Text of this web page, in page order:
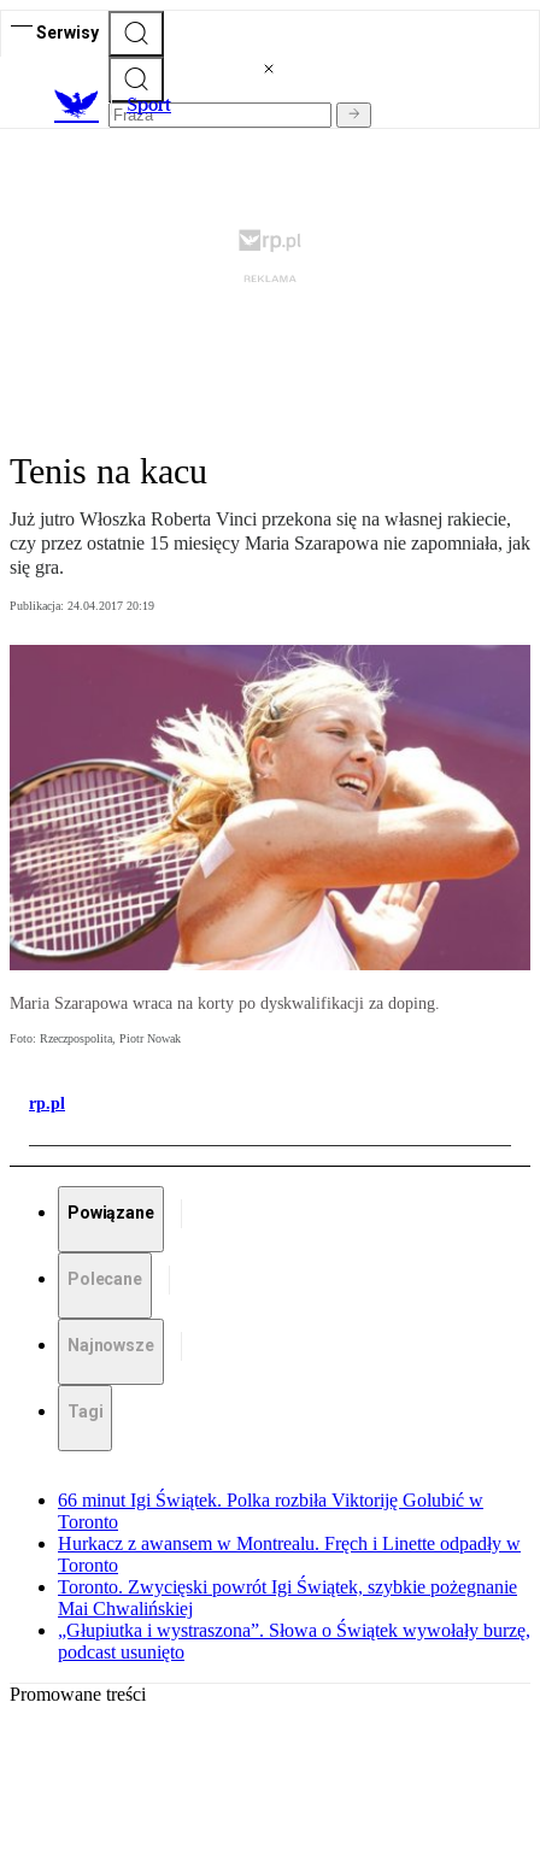
Serwisy
Sport
Tenis na kacu
Już jutro Włoszka Roberta Vinci przekona się na własnej rakiecie,
czy przez ostatnie 15 miesięcy Maria Szarapowa nie zapomniała, jak
się gra.
Publikacja: 24.04.2017 20:19
Maria Szarapowa wraca na korty po dyskwalifikacji za doping.
Foto: Rzeczpospolita, Piotr Nowak
rp.pl
Powiązane
Polecane
Najnowsze
Tagi
66 minut Igi Świątek. Polka rozbiła Viktoriję Golubić w
Toronto
Hurkacz z awansem w Montrealu. Fręch i Linette odpadły w
Toronto
Toronto. Zwycięski powrót Igi Świątek, szybkie pożegnanie
Mai Chwalińskiej
„Głupiutka i wystraszona”. Słowa o Świątek wywołały burzę,
podcast usunięto
Promowane treści